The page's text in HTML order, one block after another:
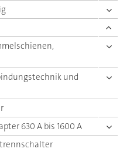
und
630 A bis 1600 A